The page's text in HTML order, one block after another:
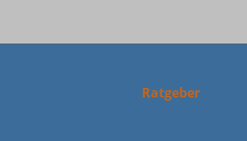
Ratgeber